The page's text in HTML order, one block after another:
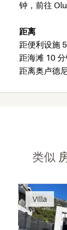
钟，前往
距离
距便利设施
距海滩 10
距离奥卢德
类似
Villa